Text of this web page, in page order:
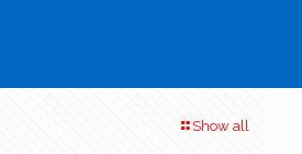
Show all